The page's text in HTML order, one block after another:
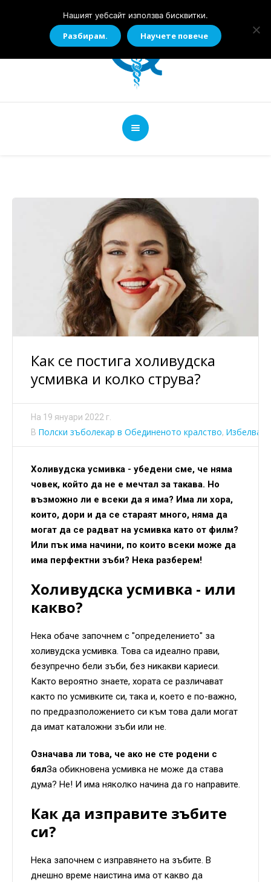
Как се постига холивудска
усмивка и колко струва?
На 19 януари 2022 г.
В Полски зъболекар в Обединеното кралство,
Холивудска усмивка - убедени сме, че няма
човек, който да не е мечтал за такава. Но
възможно ли е всеки да я има? Има ли хора,
които, дори и да се стараят много, няма да
могат да се радват на усмивка като от филм?
Или пък има начини, по които всеки може да
има перфектни зъби? Нека разберем!
Холивудска усмивка - или
какво?
Нека обаче започнем с "определението" за
холивудска усмивка. Това са идеално прави,
безупречно бели зъби, без никакви кариеси.
Както вероятно знаете, хората се различават
както по усмивките си, така и, което е по-важно,
по предразположението си към това дали могат
да имат каталожни зъби или не.
Означава ли това, че ако не сте родени с
бялЗа обикновена усмивка не може да става
дума? Не! И има няколко начина да го направите.
Как да изправите зъбите
си?
Нека започнем с изправянето на зъбите. В
днешно време наистина има от какво да
Нашият уебсайт използва бисквитки.
Разбирам. Научете повече